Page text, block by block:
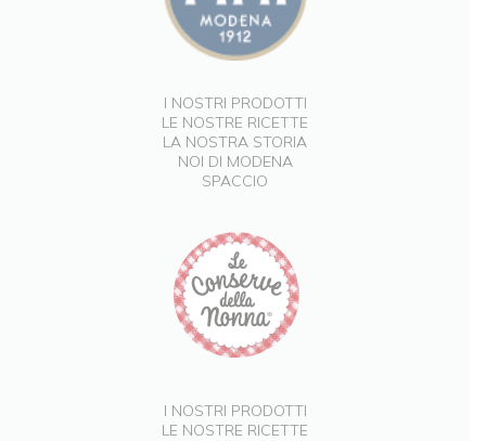
I NOSTRI PRODOTTI
LE NOSTRE RICETTE
LA NOSTRA STORIA
NOI DI MODENA
SPACCIO
I NOSTRI PRODOTTI
LE NOSTRE RICETTE